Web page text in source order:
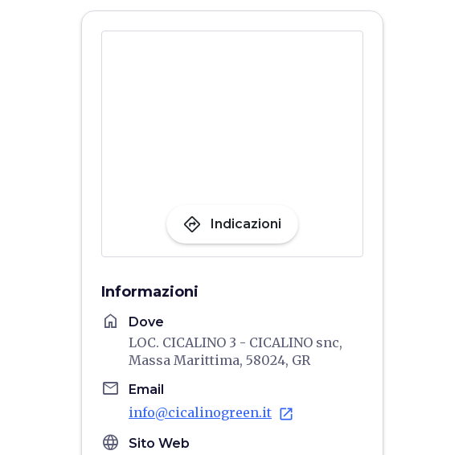
directions Indicazioni
Informazioni
home Dove
LOC. CICALINO 3 - CICALINO snc,
Massa Marittima, 58024, GR
email Email
info@cicalinogreen.it open_in_new
language Sito Web